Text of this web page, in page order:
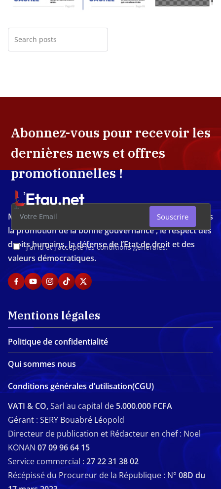
Abonnez-vous pour recevoir les
dernières news et offres
promotionnelles !
J'ai lu et j'accepte les conditions générales.
Souscrire
Média d'investigation ivoirien résolument engagé dans
la promotion de la bonne gouvernance , le respect des
droits humains, la défense de l’Etat de droit et des
valeurs démocratiques.
Mentions légales
Politique de confidentialité
Qui sommes nous
Conditions générales d’utilisation(CGU)
VATI & CO,Sarl au capital de 5.000.000 FCFA
Gérant : SERY Bouabré Léopold
Directeur de publication et Rédacteur en chef : Noel
KONAN 07 09 96 64 15
Service commercial : 27 22 31 38 02
Récépissé du Procureur de la République : N° 08D du